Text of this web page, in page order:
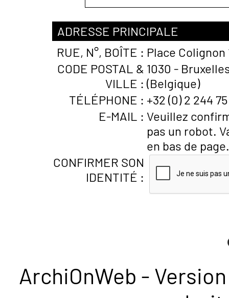
ADRESSE PRINCIPALE
RUE, N°, BOÎTE : Place Colignon
CODE POSTAL &
VILLE :
1030 -
(Belgique)
TÉLÉPHONE : +32 (0) 2 244 75
E-MAIL : Veuillez
pas un robot.
en bas de page.
CONFIRMER SON
IDENTITÉ :
ArchiOnWeb -